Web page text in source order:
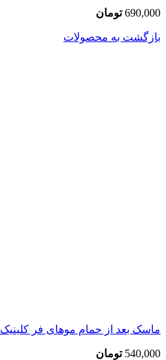
690,000 تومان
بازگشت به محصولات
ماسک بعد از حمام موهای فر کلینیک 350 میل
540,000 تومان